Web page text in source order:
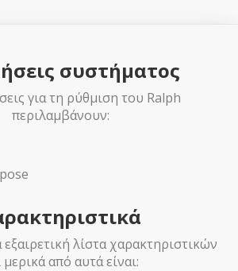
συστήματος
για τη ρύθμιση του Ralph
περιλαμβάνουν:
λίστα χαρακτηριστικών
μερικά από αυτά είναι: